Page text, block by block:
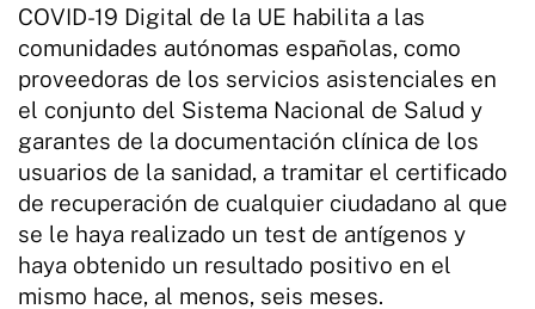
COVID-19 Digital de la UE habilita a las
comunidades autónomas españolas, como
proveedoras de los servicios asistenciales en
el conjunto del Sistema Nacional de Salud y
garantes de la documentación clínica de los
usuarios de la sanidad, a tramitar el certificado
de recuperación de cualquier ciudadano al que
se le haya realizado un test de antígenos y
haya obtenido un resultado positivo en el
mismo hace, al menos, seis meses.